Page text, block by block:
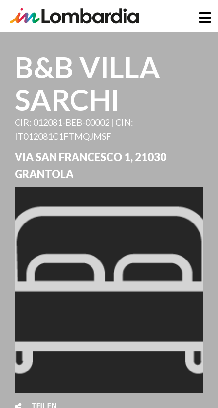
InhaltB&B VILLA
SARCHI
CIR: 012081-BEB-00002 | CIN:
IT012081C1FTMQJMSF
VIA SAN FRANCESCO 1,21030
GRANTOLA